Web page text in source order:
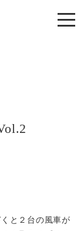
と２台の風車が